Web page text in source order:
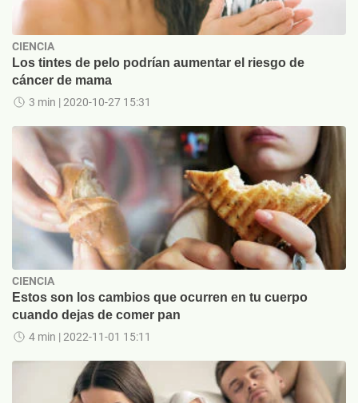
CIENCIA
Los tintes de pelo podrían aumentar el riesgo de
cáncer de mama
3 min | 2020-10-27 15:31
CIENCIA
Estos son los cambios que ocurren en tu cuerpo
cuando dejas de comer pan
4 min | 2022-11-01 15:11